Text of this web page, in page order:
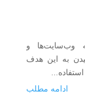
وب‌سایت‌ها و
به این هدف
ادامه مطلب